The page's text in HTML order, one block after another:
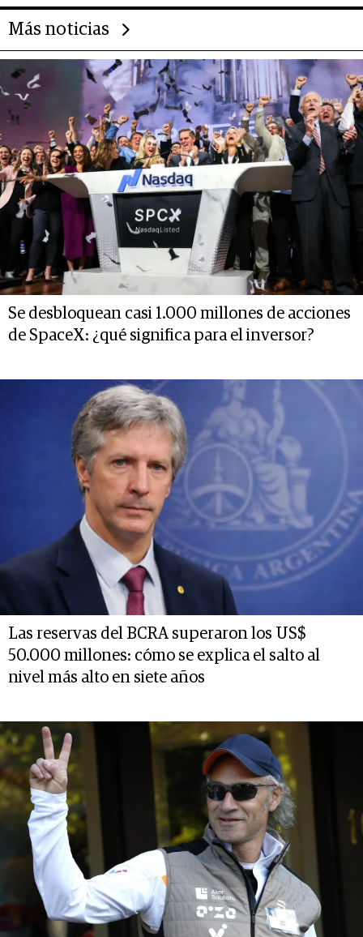
Más noticias
Se desbloquean casi 1.000 millones de acciones
de SpaceX: ¿qué significa para el inversor?
Las reservas del BCRA superaron los US$
50.000 millones: cómo se explica el salto al
nivel más alto en siete años